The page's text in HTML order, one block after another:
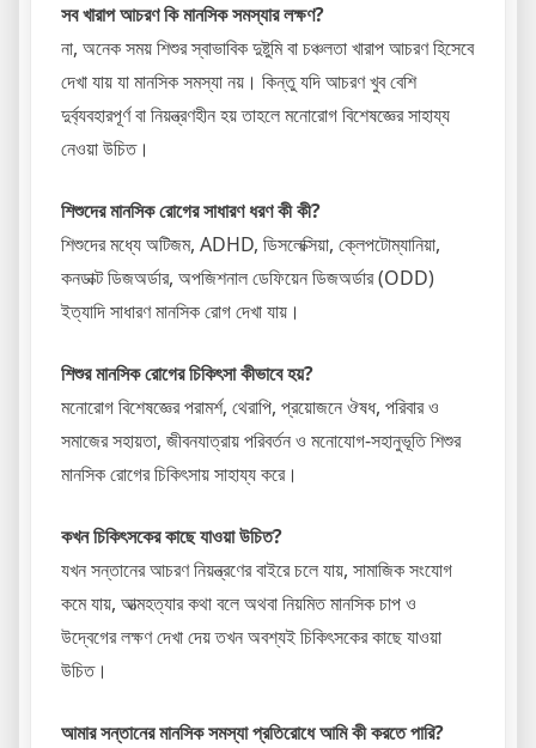
সব খারাপ আচরণ কি মানসিক সমস্যার লক্ষণ?
না, অনেক সময় শিশুর স্বাভাবিক দুষ্টুমি বা চঞ্চলতা খারাপ আচরণ হিসেবে
দেখা যায় যা মানসিক সমস্যা নয়। কিন্তু যদি আচরণ খুব বেশি
দুর্ব্যবহারপূর্ণ বা নিয়ন্ত্রণহীন হয় তাহলে মনোরোগ বিশেষজ্ঞের সাহায্য
নেওয়া উচিত।
শিশুদের মানসিক রোগের সাধারণ ধরণ কী কী?
শিশুদের মধ্যে অটিজম, ADHD, ডিসলেক্সিয়া, ক্লেপটোম্যানিয়া,
কনডাক্ট ডিজঅর্ডার, অপজিশনাল ডেফিয়েন ডিজঅর্ডার (ODD)
ইত্যাদি সাধারণ মানসিক রোগ দেখা যায়।
শিশুর মানসিক রোগের চিকিৎসা কীভাবে হয়?
মনোরোগ বিশেষজ্ঞের পরামর্শ, থেরাপি, প্রয়োজনে ঔষধ, পরিবার ও
সমাজের সহায়তা, জীবনযাত্রায় পরিবর্তন ও মনোযোগ-সহানুভূতি শিশুর
মানসিক রোগের চিকিৎসায় সাহায্য করে।
কখন চিকিৎসকের কাছে যাওয়া উচিত?
যখন সন্তানের আচরণ নিয়ন্ত্রণের বাইরে চলে যায়, সামাজিক সংযোগ
কমে যায়, আত্মহত্যার কথা বলে অথবা নিয়মিত মানসিক চাপ ও
উদ্বেগের লক্ষণ দেখা দেয় তখন অবশ্যই চিকিৎসকের কাছে যাওয়া
উচিত।
আমার সন্তানের মানসিক সমস্যা প্রতিরোধে আমি কী করতে পারি?